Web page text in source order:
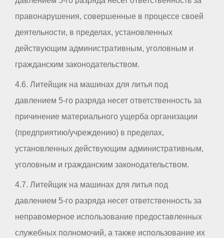
правонарушения, совершенные в процессе своей
деятельности, в пределах, установленных
действующим административным, уголовным и
гражданским законодательством.
4.6. Литейщик на машинах для литья под
давлением 5-го разряда несет ответственность за
причинение материального ущерба организации
(предприятию/учреждению) в пределах,
установленных действующим административным,
уголовным и гражданским законодательством.
4.7. Литейщик на машинах для литья под
давлением 5-го разряда несет ответственность за
неправомерное использование предоставленных
служебных полномочий, а также использование их